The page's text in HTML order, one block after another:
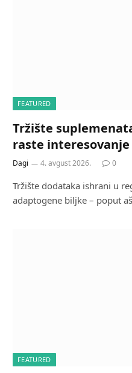
FEATURED
Tržište
raste
Dagi 4. avgust 2026. 0
Tržište dodataka ishrani u
adaptogene biljke – poput
FEATURED